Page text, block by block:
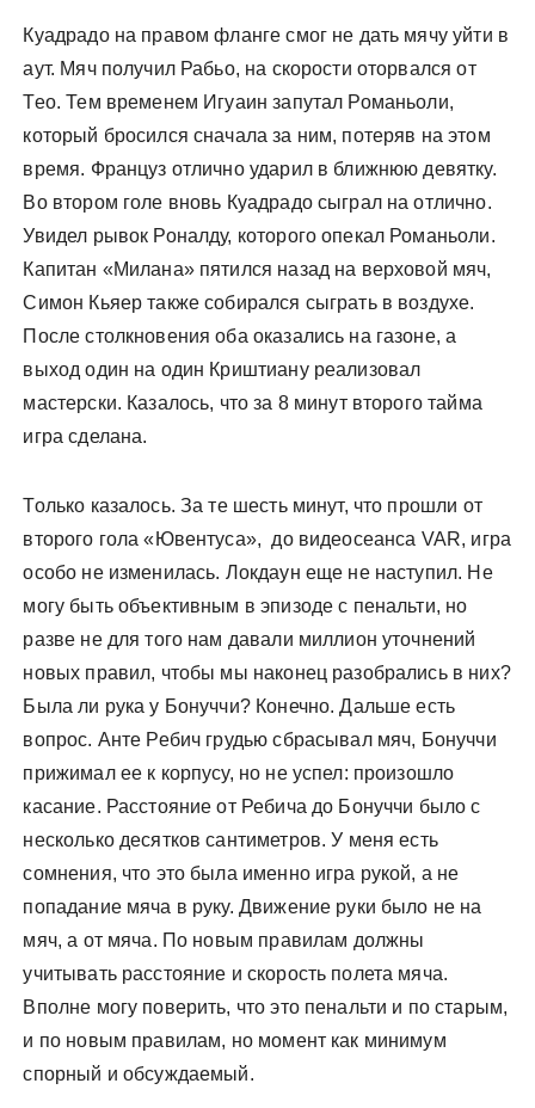
Куадрадо на правом фланге смог не дать мячу уйти в
аут. Мяч получил Рабьо, на скорости оторвался от
Тео. Тем временем Игуаин запутал Романьоли,
который бросился сначала за ним, потеряв на этом
время. Француз отлично ударил в ближнюю девятку.
Во втором голе вновь Куадрадо сыграл на отлично.
Увидел рывок Роналду, которого опекал Романьоли.
Капитан «Милана» пятился назад на верховой мяч,
Симон Кьяер также собирался сыграть в воздухе.
После столкновения оба оказались на газоне, а
выход один на один Криштиану реализовал
мастерски. Казалось, что за 8 минут второго тайма
игра сделана.
Только казалось. За те шесть минут, что прошли от
второго гола «Ювентуса», до видеосеанса VAR, игра
особо не изменилась. Локдаун еще не наступил. Не
могу быть объективным в эпизоде с пенальти, но
разве не для того нам давали миллион уточнений
новых правил, чтобы мы наконец разобрались в них?
Была ли рука у Бонуччи? Конечно. Дальше есть
вопрос. Анте Ребич грудью сбрасывал мяч, Бонуччи
прижимал ее к корпусу, но не успел: произошло
касание. Расстояние от Ребича до Бонуччи было с
несколько десятков сантиметров. У меня есть
сомнения, что это была именно игра рукой, а не
попадание мяча в руку. Движение руки было не на
мяч, а от мяча. По новым правилам должны
учитывать расстояние и скорость полета мяча.
Вполне могу поверить, что это пенальти и по старым,
и по новым правилам, но момент как минимум
спорный и обсуждаемый.